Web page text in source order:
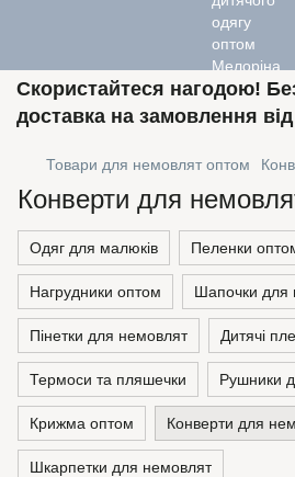
Скористайтеся нагодою!
доставка на замовлення
Товари для немовлят оптом
Конверти для
Одяг для малюків Пеленки
Нагрудники оптом Шапочки для
Пінетки для немовлят Дитячі
Термоси та пляшечки Рушники
Крижма оптом Конверти для
Шкарпетки для немовлят